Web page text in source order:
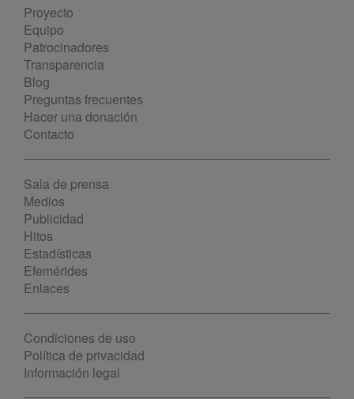
Proyecto
Equipo
Patrocinadores
Transparencia
Blog
Preguntas frecuentes
Hacer una donación
Contacto
Sala de prensa
Medios
Publicidad
Hitos
Estadísticas
Efemérides
Enlaces
Condiciones de uso
Política de privacidad
Información legal